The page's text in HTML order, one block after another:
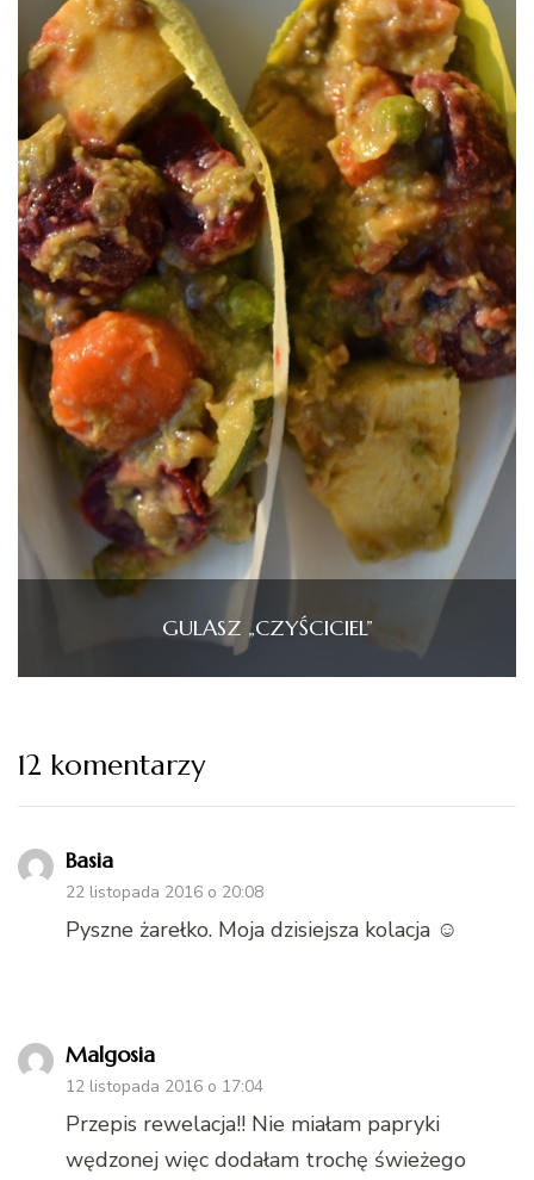
GULASZ „CZYŚCICIEL”
12 komentarzy
Basia
22 listopada 2016 o 20:08
Pyszne żarełko. Moja dzisiejsza kolacja ☺
Malgosia
12 listopada 2016 o 17:04
Przepis rewelacja!! Nie miałam papryki
wędzonej więc dodałam trochę świeżego